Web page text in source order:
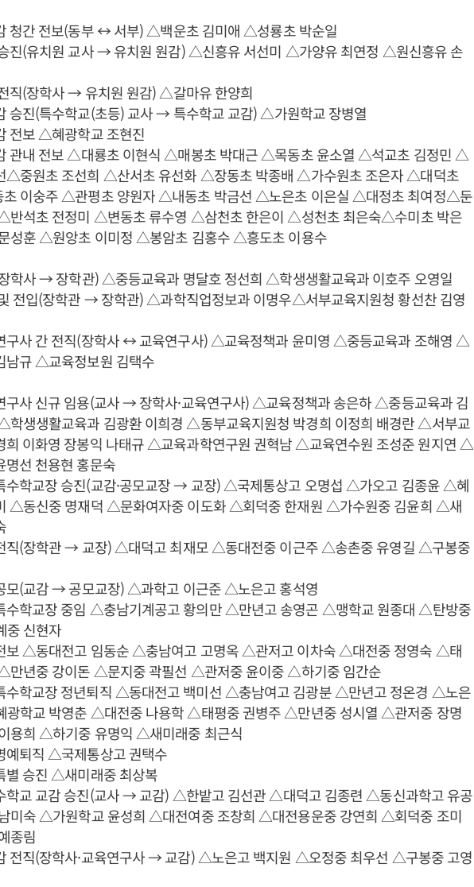
청간 전보(동부 ↔ 서부) △백운초 김미애 △성룡초 박순일
진(유치원 교사 → 유치원 원감) △신흥유 서선미 △가양유 최연정 △원신흥유 손
직(장학사 → 유치원 원감) △갈마유 한양희
승진(특수학교(초등) 교사 → 특수학교 교감) △가원학교 장병열
전보 △혜광학교 조현진
관내 전보 △대룡초 이현식 △매봉초 박대근 △목동초 윤소열 △석교초 김정민 △
△중원초 조선희 △산서초 유선화 △장동초 박종배 △가수원초 조은자 △대덕초
이숭주 △관평초 양원자 △내동초 박금선 △노은초 이은실 △대정초 최여정△둔
반석초 전정미 △변동초 류수영 △삼천초 한은이 △성천초 최은숙△수미초 박은
성훈 △원앙초 이미정 △봉암초 김홍수 △흥도초 이용수
학사 → 장학관) △중등교육과 명달호 정선희 △학생생활교육과 이호주 오영일
전입(장학관 → 장학관) △과학직업정보과 이명우△서부교육지원청 황선찬 김영
구사 간 전직(장학사 ↔ 교육연구사) △교육정책과 윤미영 △중등교육과 조해영 △
남규 △교육정보원 김택수
구사 신규 임용(교사 → 장학사·교육연구사) △교육정책과 송은하 △중등교육과 김
학생생활교육과 김광환 이희경 △동부교육지원청 박경희 이정희 배경란 △서부교
희 이화영 장봉익 나태규 △교육과학연구원 권혁남 △교육연수원 조성준 원지연 △
명선 천용현 홍문숙
수학교장 승진(교감·공모교장 → 교장) △국제통상고 오명섭 △가오고 김종윤 △혜
△동신중 명재덕 △문화여자중 이도화 △회덕중 한재원 △가수원중 김윤희 △새
직(장학관 → 교장) △대덕고 최재모 △동대전중 이근주 △송촌중 유영길 △구봉중
모(교감 → 공모교장) △과학고 이근준 △노은고 홍석영
수학교장 중임 △충남기계공고 황의만 △만년고 송영곤 △맹학교 원종대 △탄방중
신현자
보 △동대전고 임동순 △충남여고 고명옥 △관저고 이차숙 △대전중 정영숙 △태
만년중 강이돈 △문지중 곽필선 △관저중 윤이중 △하기중 임간순
수학교장 정년퇴직 △동대전고 백미선 △충남여고 김광분 △만년고 정온경 △노은
광학교 박영춘 △대전중 나용학 △태평중 권병주 △만년중 성시열 △관저중 장명
용희 △하기중 유명익 △새미래중 최근식
예퇴직 △국제통상고 권택수
별 승진 △새미래중 최상복
학교 교감 승진(교사 → 교감) △한밭고 김선관 △대덕고 김종련 △동신과학고 유공
미숙 △가원학교 윤성희 △대전여중 조창희 △대전용운중 강연희 △회덕중 조미
종림
전직(장학사·교육연구사 → 교감) △노은고 백지원 △오정중 최우선 △구봉중 고영